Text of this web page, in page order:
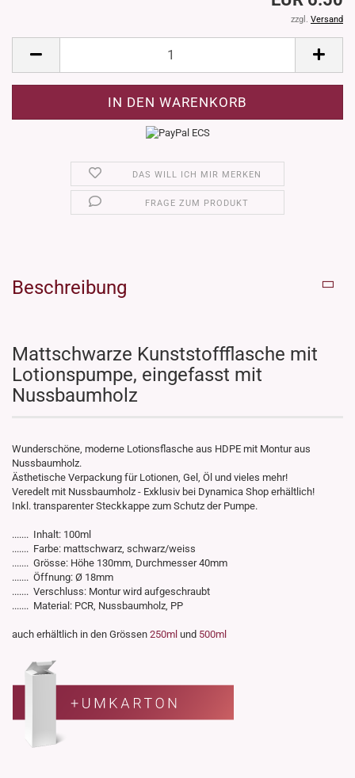
zzgl. Versand
DAS WILL ICH MIR MERKEN
FRAGE ZUM PRODUKT
Beschreibung
Mattschwarze Kunststoffflasche mit
Lotionspumpe, eingefasst mit
Nussbaumholz
Wunderschöne, moderne Lotionsflasche aus HDPE mit Montur aus
Nussbaumholz.
Ästhetische Verpackung für Lotionen, Gel, Öl und vieles mehr!
Veredelt mit Nussbaumholz - Exklusiv bei Dynamica Shop erhältlich!
Inkl. transparenter Steckkappe zum Schutz der Pumpe.
....... Inhalt: 100ml
....... Farbe: mattschwarz, schwarz/weiss
....... Grösse: Höhe 130mm, Durchmesser 40mm
....... Öffnung: Ø 18mm
....... Verschluss: Montur wird aufgeschraubt
....... Material: PCR, Nussbaumholz, PP
auch erhältlich in den Grössen 250ml und 500ml